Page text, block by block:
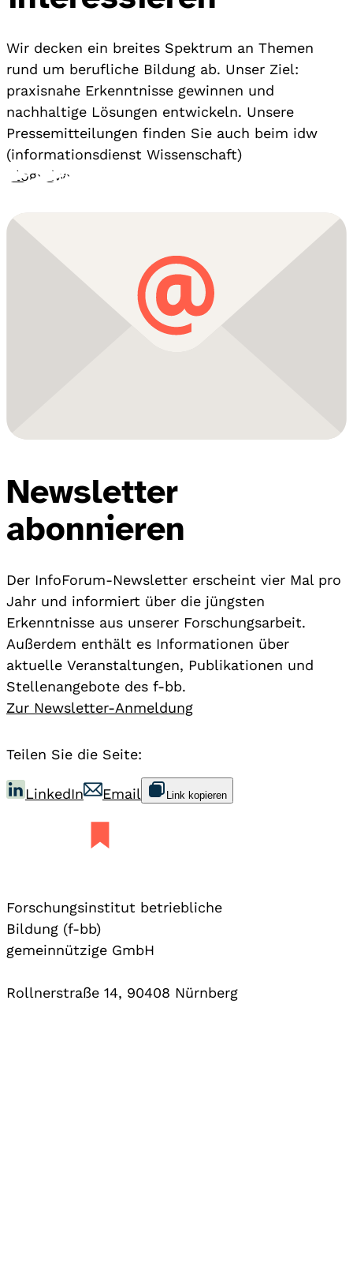
Wir decken ein breites Spektrum an Themen
rund um berufliche Bildung ab. Unser Ziel:
praxisnahe Erkenntnisse gewinnen und
nachhaltige Lösungen entwickeln. Unsere
Pressemitteilungen finden Sie auch beim idw
(informationsdienst Wissenschaft)
Blog› idw›
Newsletter
abonnieren
Der InfoForum-Newsletter erscheint vier Mal pro
Jahr und informiert über die jüngsten
Erkenntnisse aus unserer Forschungsarbeit.
Außerdem enthält es Informationen über
aktuelle Veranstaltungen, Publikationen und
Stellenangebote des f-bb.
Zur Newsletter-Anmeldung
Teilen Sie die Seite:
LinkedIn Email Link kopieren
Forschungsinstitut betriebliche
Bildung (f-bb)
gemeinnützige GmbH
Rollnerstraße 14, 90408 Nürnberg